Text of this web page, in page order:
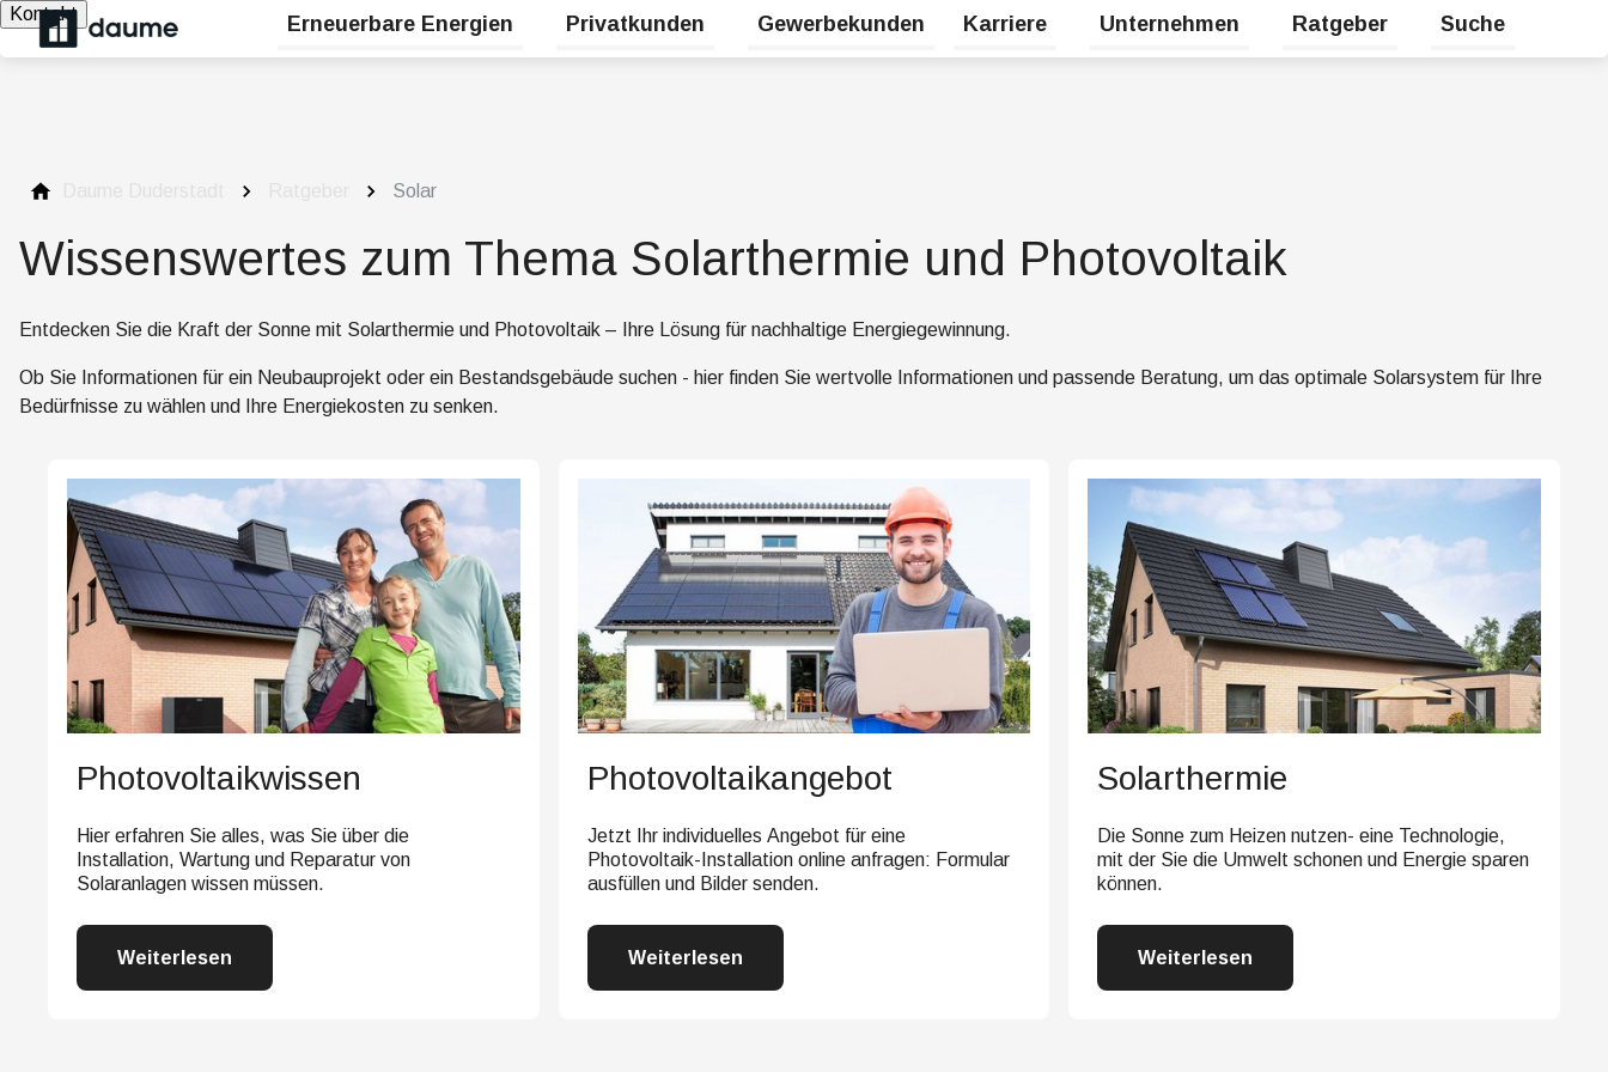
Kontakt Erneuerbare Energien
Untermenü für Erneuerbare Energien umschalten
Privatkunden
Untermenü für Privatkunden umschalten
Gewerbekunden Karriere
Untermenü für Karriere umschalten
Unternehmen
Untermenü für Unternehmen
Ratgeber
Untermenü für
Suche
Solar
Wissenswertes zum Thema Solarthermie und Photovoltaik
Entdecken Sie die Kraft der Sonne mit Solarthermie und Photovoltaik – Ihre Lösung für nachhaltige Energiegewinnung.
Ob Sie Informationen für ein Neubauprojekt oder ein Bestandsgebäude suchen - hier finden Sie wertvolle Informationen und passende Beratung, um das optimale Solarsystem für Ihre
Bedürfnisse zu wählen und Ihre Energiekosten zu senken.
Photovoltaikwissen
Hier erfahren Sie alles, was Sie über die
Installation, Wartung und Reparatur von
Solaranlagen wissen müssen.
Weiterlesen
Photovoltaikangebot
Jetzt Ihr individuelles Angebot für eine
Photovoltaik-Installation online anfragen: Formular
ausfüllen und Bilder senden.
Weiterlesen
Solarthermie
Die Sonne zum Heizen nutzen- eine Technologie,
mit der Sie die Umwelt schonen und Energie sparen
können.
Weiterlesen